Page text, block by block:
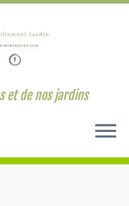
et de nos jardins